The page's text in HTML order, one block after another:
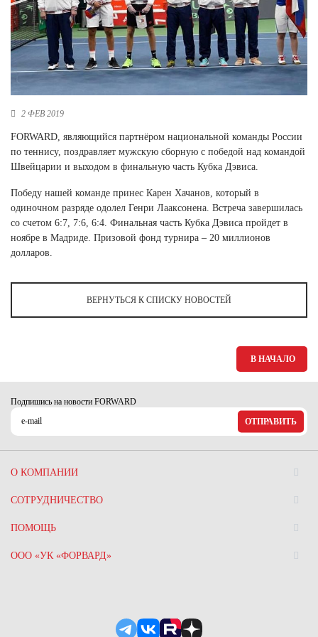
Новосибирская область (3)
Омская область (5)
Республика Башкортостан (3)
Республика Крым (1)
Республика Татарстан (2)
Ростовская область (2)
Самарская область (1)
Санкт-Петербург и ЛО (3)
Саратовская область (1)
Северная Осетия (2)
Смоленская область (1)
Ставропольский край (5)
Томская область (1)
Тюменская область (3)
Ханты-Мансийский автономный округ (3)
2 ФЕВ 2019
FORWARD, являющийся партнёром национальной команды России
по теннису, поздравляет мужскую сборную с победой над командой
Швейцарии и выходом в финальную часть Кубка Дэвиса.
Победу нашей команде принес Карен Хачанов, который в
одиночном разряде одолел Генри Лааксонена. Встреча завершилась
со счетом 6:7, 7:6, 6:4. Финальная часть Кубка Дэвиса пройдет в
ноябре в Мадриде. Призовой фонд турнира – 20 миллионов
долларов.
ВЕРНУТЬСЯ К СПИСКУ НОВОСТЕЙ
В НАЧАЛО
Подпишись на новости FORWARD
ОТПРАВИТЬ
О КОМПАНИИ
СОТРУДНИЧЕСТВО
ПОМОЩЬ
ООО «УК «ФОРВАРД»